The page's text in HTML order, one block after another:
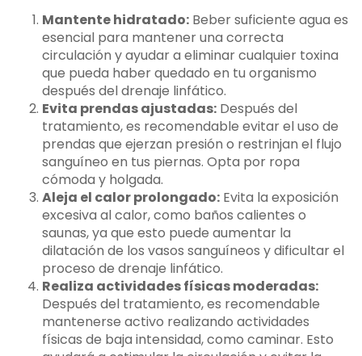
Mantente hidratado: Beber suficiente agua es
esencial para mantener una correcta
circulación y ayudar a eliminar cualquier toxina
que pueda haber quedado en tu organismo
después del drenaje linfático.
Evita prendas ajustadas: Después del
tratamiento, es recomendable evitar el uso de
prendas que ejerzan presión o restrinjan el flujo
sanguíneo en tus piernas. Opta por ropa
cómoda y holgada.
Aleja el calor prolongado: Evita la exposición
excesiva al calor, como baños calientes o
saunas, ya que esto puede aumentar la
dilatación de los vasos sanguíneos y dificultar el
proceso de drenaje linfático.
Realiza actividades físicas moderadas:
Después del tratamiento, es recomendable
mantenerse activo realizando actividades
físicas de baja intensidad, como caminar. Esto